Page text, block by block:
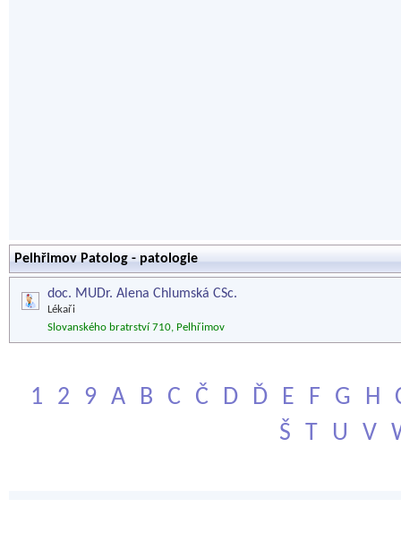
Pelhřimov Patolog - patologie
doc. MUDr. Alena Chlumská CSc.
Lékaři
Slovanského bratrství 710, Pelhřimov
1 2 9 A B C Č D Ď E F G H
Š
T U V